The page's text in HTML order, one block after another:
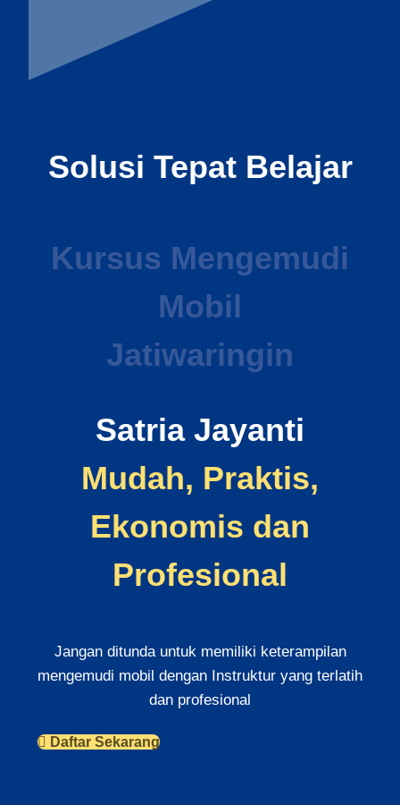
Solusi Tepat Belajar
Kursus Mengemudi
Mobil
Jatiwaringin
Satria Jayanti
Mudah, Praktis,
Ekonomis dan
Profesional
Jangan ditunda untuk memiliki keterampilan
mengemudi mobil dengan Instruktur yang terlatih
dan profesional
Daftar Sekarang